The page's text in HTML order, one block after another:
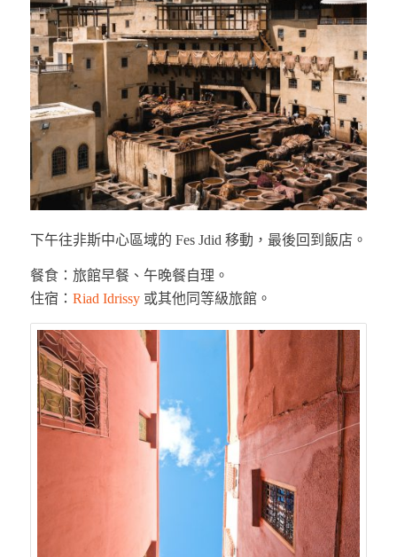
下午往非斯中心區域的 Fes Jdid 移動，最後回到飯店。
餐食：旅館早餐、午晚餐自理。
住宿： Riad Idrissy或其他同等級旅館。